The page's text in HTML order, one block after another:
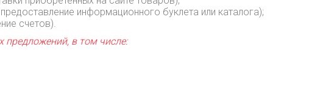
информационного буклета или каталога);
счетов).
в том числе: